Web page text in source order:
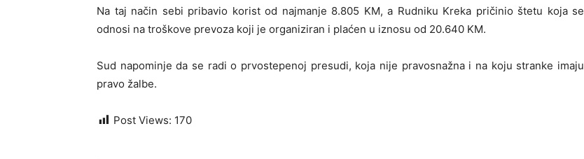
Na taj način sebi pribavio korist od najmanje 8.805 KM, a Rudniku Kreka pričinio štetu koja se
odnosi na troškove prevoza koji je organiziran i plaćen u iznosu od 20.640 KM.
Sud napominje da se radi o prvostepenoj presudi, koja nije pravosnažna i na koju stranke imaju
pravo žalbe.
Post Views: 170